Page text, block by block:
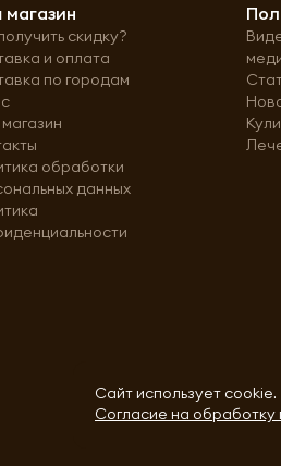
скидку?
и оплата
по городам
обработки
данных
Сайт использует cookie.
Согласие на обработку